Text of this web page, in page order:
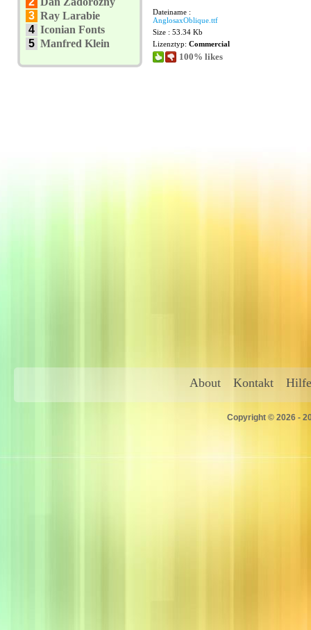
3 Ray Larabie
4 Iconian Fonts
5 Manfred Klein
Dateiname :
AnglosaxOblique.ttf
Size : 53.34 Kb
Lizenztyp: Commercial
100% likes
About Kontakt Hilfe
Copyright © 2026 -